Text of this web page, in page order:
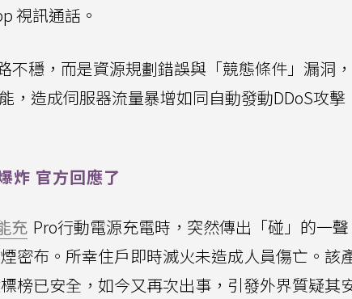
視訊通話。
不穩，而是資源規劃錯誤與「競態條件」漏洞
，造成伺服器流量暴增如同自動發動DDoS攻擊
炸 官方回應了
充 Pro行動電源充電時，突然傳出「碰」的一
密布。所幸住戶即時滅火未造成人員傷亡。該
榜已安全，如今又再次出事，引發外界質疑其